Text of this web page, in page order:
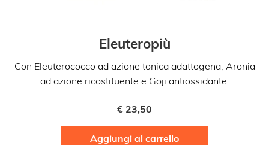
Eleuteropiù
Con Eleuterococco ad azione tonica adattogena, Aronia
ad azione ricostituente e Goji antiossidante.
€ 23,50
Aggiungi al carrello